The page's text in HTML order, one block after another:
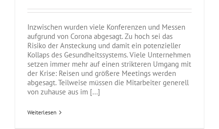
Inzwischen wurden viele Konferenzen und Messen
aufgrund von Corona abgesagt. Zu hoch sei das
Risiko der Ansteckung und damit ein potenzieller
Kollaps des Gesundheitssystems. Viele Unternehmen
setzen immer mehr auf einen strikteren Umgang mit
der Krise: Reisen und größere Meetings werden
abgesagt. Teilweise müssen die Mitarbeiter generell
von zuhause aus im [...]
Weiterlesen